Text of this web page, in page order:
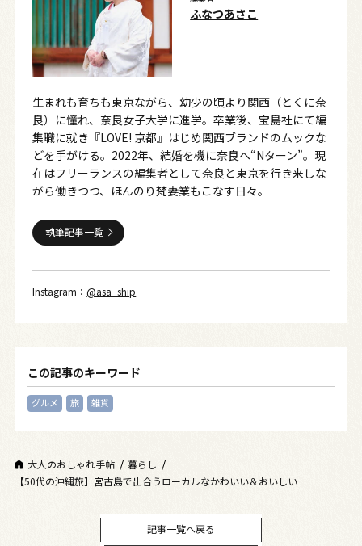
ふなつあさこ
生まれも育ちも東京ながら、幼少の頃より関西（とくに奈
良）に憧れ、奈良女子大学に進学。卒業後、宝島社にて編
集職に就き『LOVE! 京都』はじめ関西ブランドのムックな
どを手がける。2022年、結婚を機に奈良へ“Nターン”。現
在はフリーランスの編集者として奈良と東京を行き来しな
がら働きつつ、ほんのり梵妻業もこなす日々。
執筆記事一覧
Instagram：@asa_ship
この記事のキーワード
グルメ 旅 雑貨
大人のおしゃれ手帖
暮らし
【50代の沖縄旅】宮古島で出合うローカルなかわいい＆おいしい
記事一覧へ戻る